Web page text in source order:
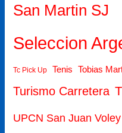
San Martin SJ
Seleccion
Tc Pick Up Tenis Tobias
Turismo Carretera
UPCN San Juan Voley